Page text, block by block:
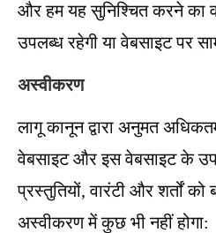
और हम यह सुनिश्चित करने का
उपलब्ध रहेगी या वेबसाइट पर
अस्वीकरण
लागू कानून द्वारा अनुमत
वेबसाइट और इस वेबसाइट के
प्रस्तुतियों, वारंटी और शर्तों
अस्वीकरण में कुछ भी नहीं होगा: